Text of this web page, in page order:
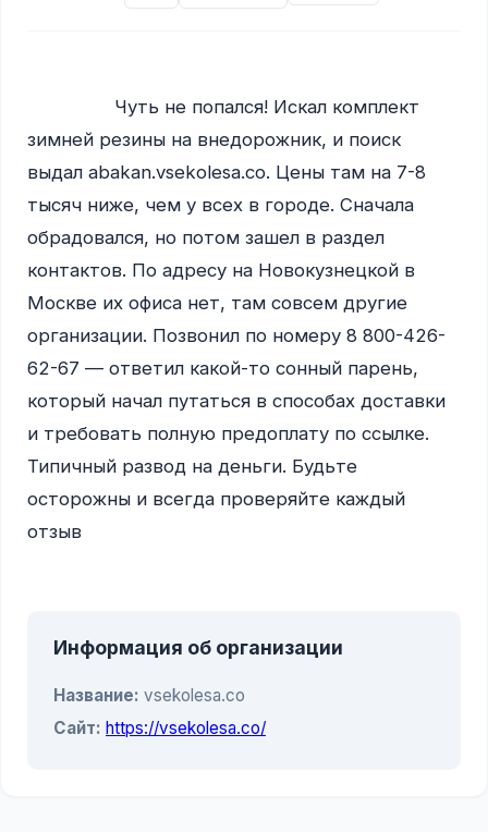
зимней резины на внедорожник, и поиск
выдал abakan.vsekolesa.co. Цены там на 7-8
тысяч ниже, чем у всех в городе. Сначала
обрадовался, но потом зашел в раздел
контактов. По адресу на Новокузнецкой в
Москве их офиса нет, там совсем другие
организации. Позвонил по номеру 8 800-426-
62-67 — ответил какой-то сонный парень,
который начал путаться в способах доставки
и требовать полную предоплату по ссылке.
Типичный развод на деньги. Будьте
осторожны и всегда проверяйте каждый
отзыв
Информация об организации
Название: vsekolesa.co
Сайт: https://vsekolesa.co/